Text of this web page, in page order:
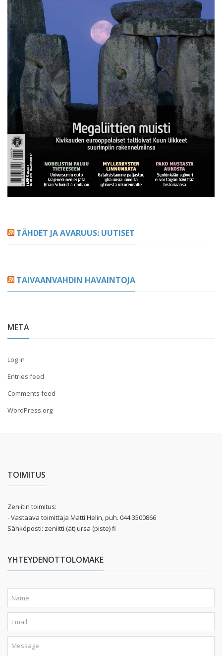
TÄHDET JA AVARUUS: UUTISET
TAIVAANVAHDIN HAVAINTOJA
META
Log in
Entries feed
Comments feed
WordPress.org
TOIMITUS
Zeniitin toimitus:
- Vastaava toimittaja Matti Helin, puh. 044 3500866
Sähköposti: zeniitti (ät) ursa (piste) fi
YHTEYDENOTTOLOMAKE